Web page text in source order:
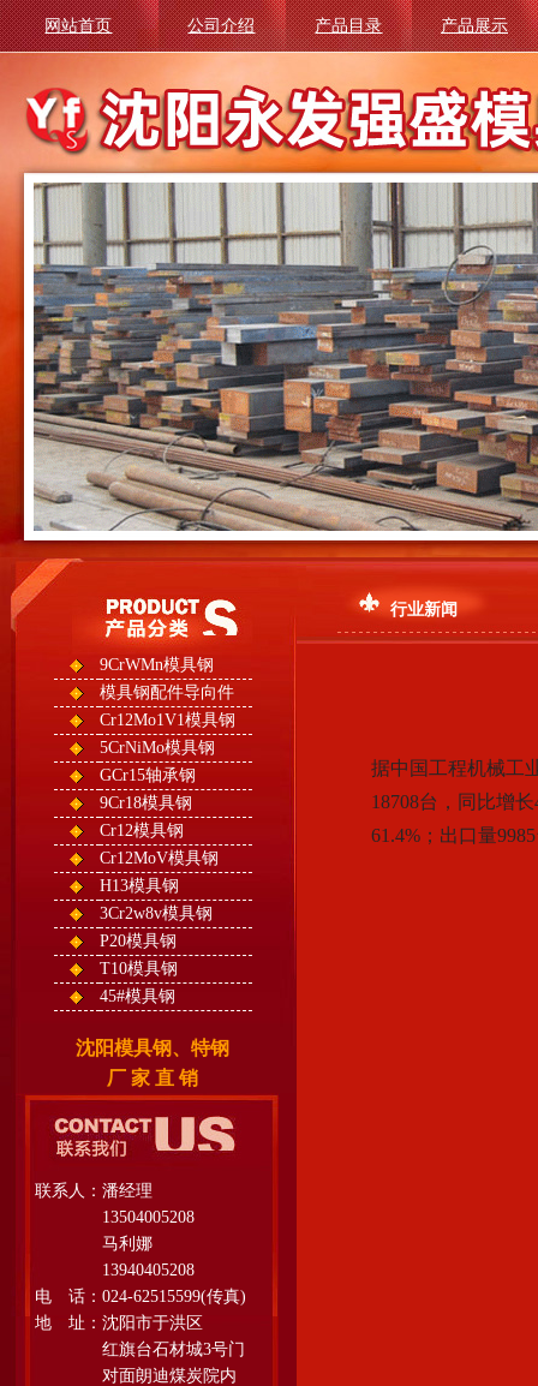
网站首页 公司介绍 产品目录 产品展示
9CrWMn模具钢
模具钢配件导向件
Cr12Mo1V1模具钢
5CrNiMo模具钢
GCr15轴承钢
9Cr18模具钢
Cr12模具钢
Cr12MoV模具钢
H13模具钢
3Cr2w8v模具钢
P20模具钢
T10模具钢
45#模具钢
沈阳模具钢、特钢
厂 家 直 销
联系人：潘经理
13504005208
马利娜
13940405208
电 话：024-62515599(传真)
地 址：沈阳市于洪区
红旗台石材城3号门
对面朗迪煤炭院内
行业新闻
据中国工程机械工
18708台，同比增
61.4%；出口量